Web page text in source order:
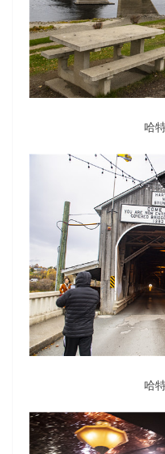
哈
哈